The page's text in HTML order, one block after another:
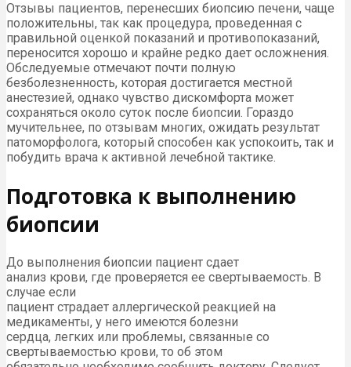
Отзывы пациентов, перенесших биопсию печени, чаще
положительны, так как процедура, проведенная с
правильной оценкой показаний и противопоказаний,
переносится хорошо и крайне редко дает осложнения.
Обследуемые отмечают почти полную
безболезненность, которая достигается местной
анестезией, однако чувство дискомфорта может
сохраняться около суток после биопсии. Гораздо
мучительнее, по отзывам многих, ожидать результат
патоморфолога, который способен как успокоить, так и
побудить врача к активной лечебной тактике.
Подготовка к выполнению
биопсии
До выполнения биопсии пациент сдает
анализ крови, где проверяется ее свертываемость. В
случае если
пациент страдает аллергической реакцией на
медикаменты, у него имеются болезни
сердца, легких или проблемы, связанные со
свертываемостью крови, то об этом